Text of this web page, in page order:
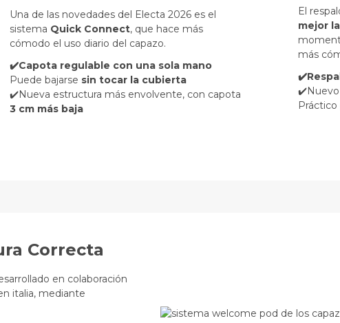
Una de las novedades del Electa 2026 es el
sistema Quick Connect, que hace más
cómodo el uso diario del capazo.
✔️Capota regulable con una sola mano
Puede bajarse sin tocar la cubierta
✔️Nueva estructura más envolvente, con capota
3 cm más baja
El
mejor
más
✔️Nuevo
Práctico
Correcta
en colaboración
italia, mediante